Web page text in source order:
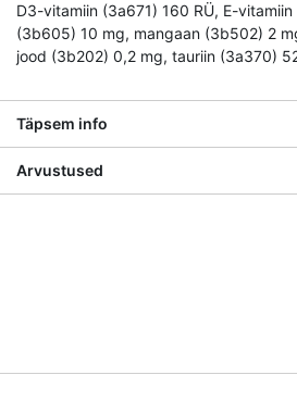
D3-vitamiin (3a671) 160 RÜ, E-
(3b605) 10 mg, mangaan (3b502) 2
jood (3b202) 0,2 mg, tauriin (3a370)
Täpsem info
Arvustused